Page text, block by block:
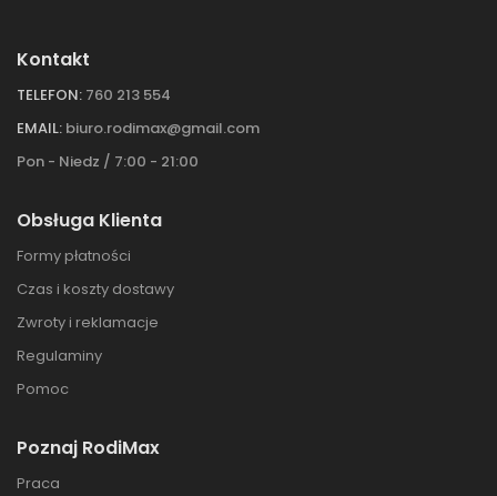
Kontakt
TELEFON: 760 213 554
EMAIL: biuro.rodimax@gmail.com
Pon - Niedz / 7:00 - 21:00
Obsługa Klienta
Formy płatności
Czas i koszty dostawy
Zwroty i reklamacje
Regulaminy
Pomoc
Poznaj RodiMax
Praca